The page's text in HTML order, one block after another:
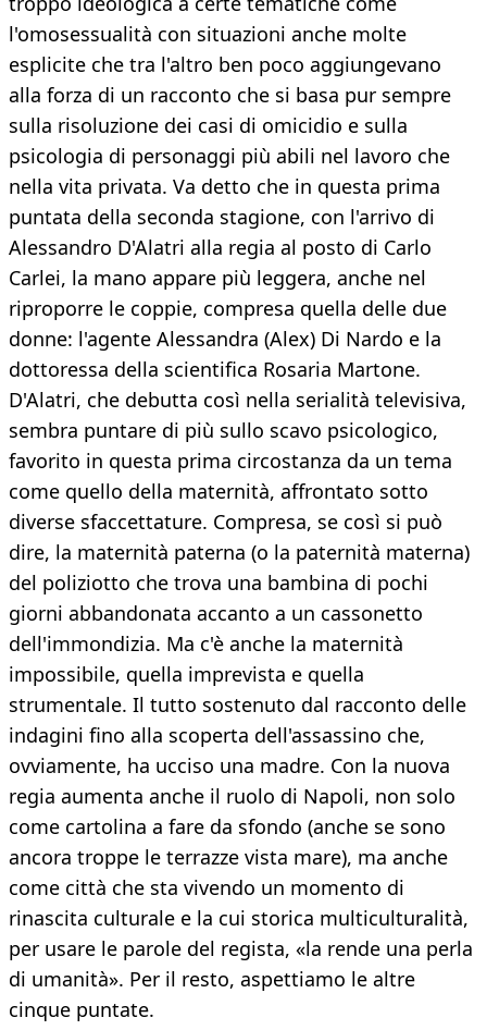
l'omosessualità con situazioni anche molte
esplicite che tra l'altro ben poco aggiungevano
alla forza di un racconto che si basa pur sempre
sulla risoluzione dei casi di omicidio e sulla
psicologia di personaggi più abili nel lavoro che
nella vita privata. Va detto che in questa prima
puntata della seconda stagione, con l'arrivo di
Alessandro D'Alatri alla regia al posto di Carlo
Carlei, la mano appare più leggera, anche nel
riproporre le coppie, compresa quella delle due
donne: l'agente Alessandra (Alex) Di Nardo e la
dottoressa della scientifica Rosaria Martone.
D'Alatri, che debutta così nella serialità televisiva,
sembra puntare di più sullo scavo psicologico,
favorito in questa prima circostanza da un tema
come quello della maternità, affrontato sotto
diverse sfaccettature. Compresa, se così si può
dire, la maternità paterna (o la paternità materna)
del poliziotto che trova una bambina di pochi
giorni abbandonata accanto a un cassonetto
dell'immondizia. Ma c'è anche la maternità
impossibile, quella imprevista e quella
strumentale. Il tutto sostenuto dal racconto delle
indagini fino alla scoperta dell'assassino che,
ovviamente, ha ucciso una madre. Con la nuova
regia aumenta anche il ruolo di Napoli, non solo
come cartolina a fare da sfondo (anche se sono
ancora troppe le terrazze vista mare), ma anche
come città che sta vivendo un momento di
rinascita culturale e la cui storica multiculturalità,
per usare le parole del regista, «la rende una perla
di umanità». Per il resto, aspettiamo le altre
cinque puntate.